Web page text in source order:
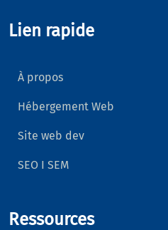
Lien rapide
À propos
Hébergement Web
Site web dev
SEO I SEM
Ressources